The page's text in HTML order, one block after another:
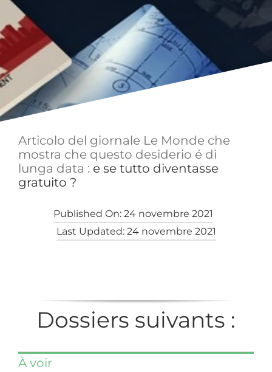
Articolo del giornale Le Monde che
mostra che questo desiderio é di
lunga data : e se tutto diventasse
gratuito ?
Published On: 24 novembre 2021
Last Updated: 24 novembre 2021
Dossiers suivants :
À voir